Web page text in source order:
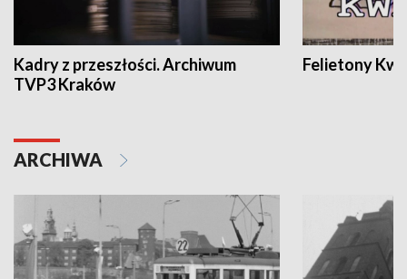
Kadry z przeszłości. Archiwum
TVP3 Kraków
Felietony
ARCHIWA